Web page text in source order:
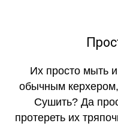
Их просто мыть
обычным
Сушить? Да
протереть их